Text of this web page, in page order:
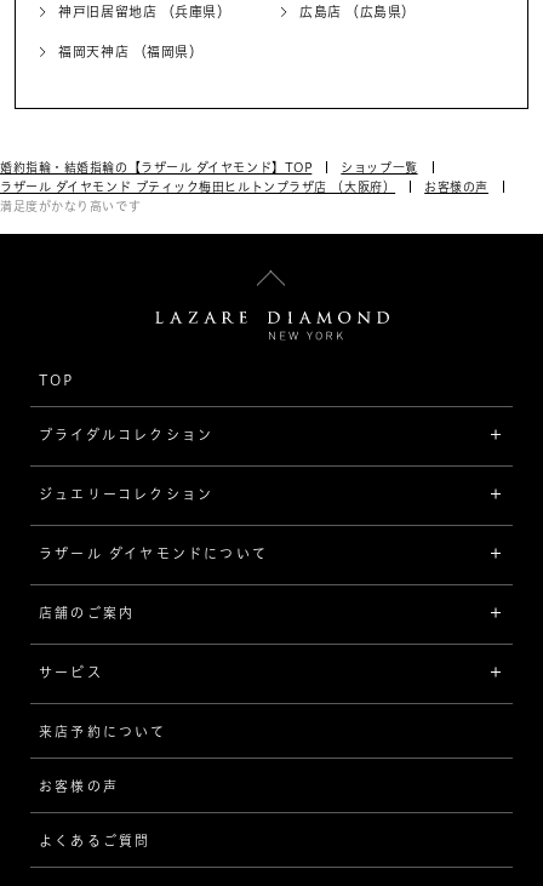
神戸旧居留地店 （兵庫県） 広島店 （広島県）
福岡天神店 （福岡県）
婚約指輪・結婚指輪の【ラザール ダイヤモンド】TOP
ショップ一覧
ラザール ダイヤモンド ブティック梅田ヒルトンプラザ店 （大阪府）
お客様の声
満足度がかなり高いです
TOP
ブライダルコレクション
婚約指輪（エンゲージリング）
[素材から選ぶ]
プラチナ
イエローゴールド
コンビネーション
[フォルムから選ぶ]
ストレート
ジュエリーコレクション
ジュエリーコレクショントップ
ジュエリー一覧
リング
ネックレス/ペンダント
ピアス/イヤリング
ブレスレット
ラザール ダイヤモンドについて
ラザール ダイヤモンドについて
品質
歴史
企業の取り組み
店舗のご案内
サービス
サービスについて
アフターサービス
MESSAGE IN DIAMOND
来店予約について
お客様の声
よくあるご質問